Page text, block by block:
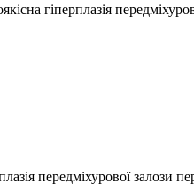
гіперплазія
передміхурової залози